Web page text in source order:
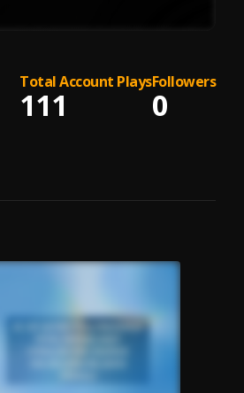
Total Account Plays
111
Followers
0